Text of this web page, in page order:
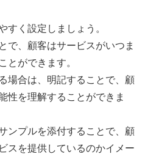
すく設定しましょう。
で、顧客はサービスがいつま
とができます。
場合は、明記することで、顧
性を理解することができま
ンプルを添付することで、顧
スを提供しているのかイメー